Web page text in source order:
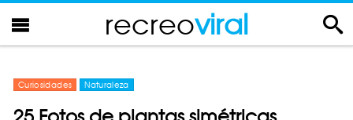
recreoviral
Curiosidades Naturaleza